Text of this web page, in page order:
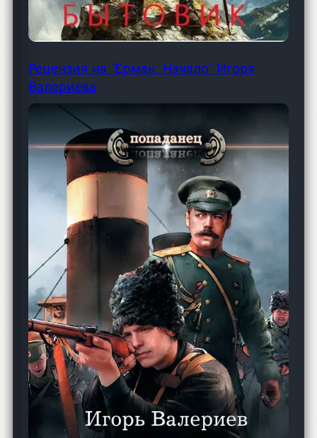
Рецензия на `Ермак. Начало` Игоря
Валериева